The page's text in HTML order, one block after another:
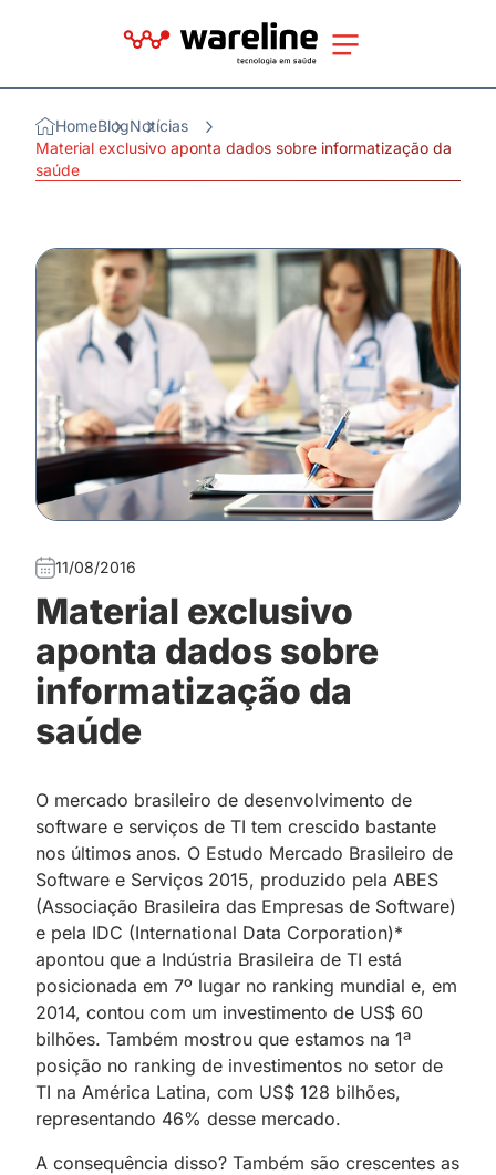
HomeBlogNotícias
Material exclusivo aponta dados sobre informatização da
saúde
11/08/2016
Material exclusivo
aponta dados sobre
informatização da
saúde
O mercado brasileiro de desenvolvimento de
software e serviços de TI tem crescido bastante
nos últimos anos. O Estudo Mercado Brasileiro de
Software e Serviços 2015, produzido pela ABES
(Associação Brasileira das Empresas de Software)
e pela IDC (International Data Corporation)*
apontou que a Indústria Brasileira de TI está
posicionada em 7º lugar no ranking mundial e, em
2014, contou com um investimento de US$ 60
bilhões. Também mostrou que estamos na 1ª
posição no ranking de investimentos no setor de
TI na América Latina, com US$ 128 bilhões,
representando 46% desse mercado.
A consequência disso? Também são crescentes as